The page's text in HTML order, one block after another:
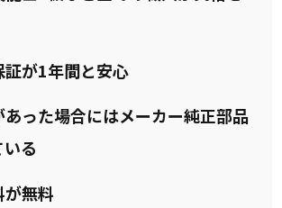
証が1年間と安心
あった場合にはメーカー純正部品
る
が無料